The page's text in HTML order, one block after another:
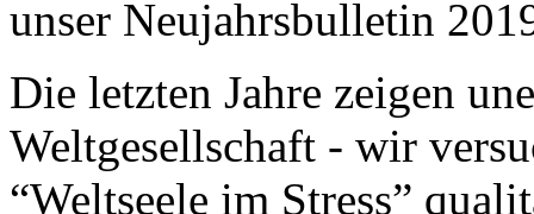
unser Neujahrsbulletin
Die letzten Jahre zeigen
Weltgesellschaft - wir
“Weltseele im Stress”